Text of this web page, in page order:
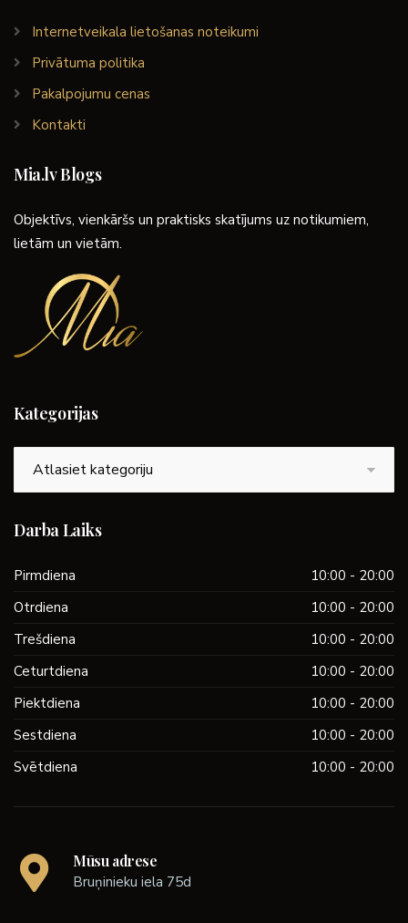
Internetveikala lietošanas noteikumi
Privātuma politika
Pakalpojumu cenas
Kontakti
Mia.lv Blogs
Objektīvs, vienkāršs un praktisks skatījums uz notikumiem,
lietām un vietām.
Kategorijas
Darba Laiks
Pirmdiena
10:00 - 20:00
Otrdiena
10:00 - 20:00
Trešdiena
10:00 - 20:00
Ceturtdiena
10:00 - 20:00
Piektdiena
10:00 - 20:00
Sestdiena
10:00 - 20:00
Svētdiena
10:00 - 20:00
Mūsu adrese
Bruņinieku iela 75d